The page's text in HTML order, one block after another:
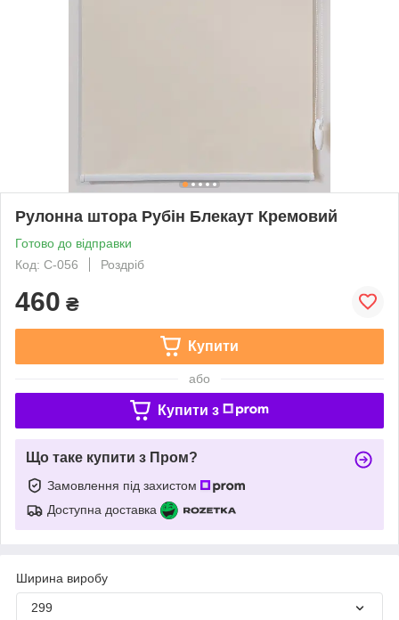
Рулонна штора Рубін Блекаут Кремовий
Готово до відправки
Код: С-056
Роздріб
460 ₴
Купити
або
Купити з
Що таке купити з Пром?
Замовлення під захистом
Доступна доставка
Ширина виробу
299